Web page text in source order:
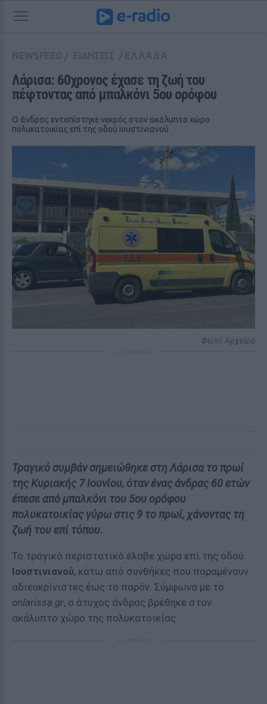
Λάρισα: 60χρονος έχασε τη ζωή του
πέφτοντας από μπαλκόνι 5ου ορόφου
Ο άνδρας εντοπίστηκε νεκρός στον ακάλυπτο χώρο
πολυκατοικίας επί της οδού Ιουστινιανού
Φωτό Αρχείου
Τραγικό συμβάν σημειώθηκε στη Λάρισα το πρωί
της Κυριακής 7 Ιουνίου, όταν ένας άνδρας 60 ετών
έπεσε από μπαλκόνι του 5ου ορόφου
πολυκατοικίας γύρω στις 9 το πρωί, χάνοντας τη
ζωή του επί τόπου.
Το τραγικό περιστατικό έλαβε χώρα επί της οδού
Ιουστινιανού, κάτω από συνθήκες που παραμένουν
αδιευκρίνιστες έως το παρόν. Σύμφωνα με το
onlarissa.gr, ο άτυχος άνδρας βρέθηκε στον
ακάλυπτο χώρο της πολυκατοικίας.